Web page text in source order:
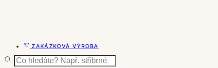
ZAKÁZKOVÁ VÝROBA